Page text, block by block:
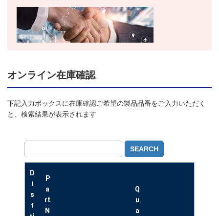
オンライン在庫確認
下記入力ボックスに在庫確認ご希望の製品品番をご入力いただく
と、検索結果が表示されます
SEARCH
D
i
s
t
P
a
rt
N
Q
u
a